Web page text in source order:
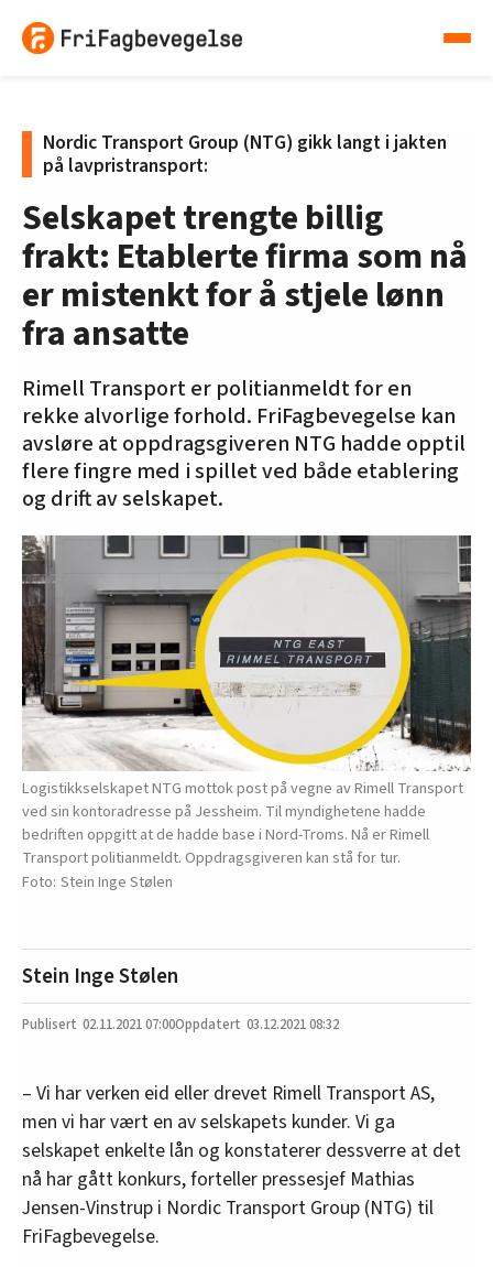
Nordic Transport Group (NTG) gikk langt i jakten
på lavpristransport:
Selskapet trengte billig
frakt: Etablerte firma som nå
er mistenkt for å stjele lønn
fra ansatte
Rimell Transport er politianmeldt for en
rekke alvorlige forhold. FriFagbevegelse kan
avsløre at oppdragsgiveren NTG hadde opptil
flere fingre med i spillet ved både etablering
og drift av selskapet.
Logistikkselskapet NTG mottok post på vegne av Rimell Transport
ved sin kontoradresse på Jessheim. Til myndighetene hadde
bedriften oppgitt at de hadde base i Nord-Troms. Nå er Rimell
Transport politianmeldt. Oppdragsgiveren kan stå for tur.
Stein Inge Stølen
Stein Inge Stølen
02.11.202107:00 03.12.2021 08:32
– Vi har verken eid eller drevet Rimell Transport AS,
men vi har vært en av selskapets kunder. Vi ga
selskapet enkelte lån og konstaterer dessverre at det
nå har gått konkurs, forteller pressesjef Mathias
Jensen-Vinstrup i Nordic Transport Group (NTG) til
FriFagbevegelse.